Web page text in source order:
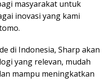
masyarakat untuk
inovasi yang kami
di Indonesia, Sharp akan
yang relevan, mudah
mampu meningkatkan